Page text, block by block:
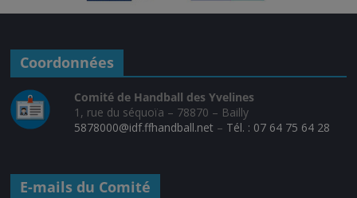
Coordonnées
Comité de Handball des Yvelines
1, rue du séquoïa – 78870 – Bailly
5878000@idf.ffhandball.net – Tél. : 07 64 75 64 28
E-mails du Comité